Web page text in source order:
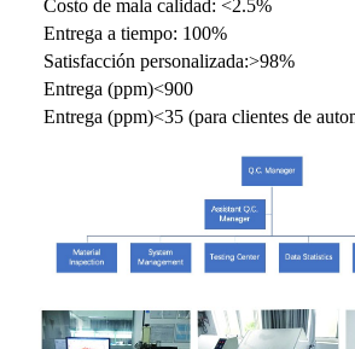
Costo de mala calidad: <2.5%
Entrega a tiempo: 100%
Satisfacción personalizada:>98%
Entrega (ppm)<900
Entrega (ppm)<35 (para clientes de